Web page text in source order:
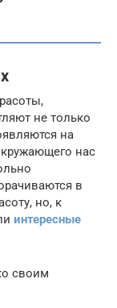
не только
на
нас
в
но, к
интересные
своим